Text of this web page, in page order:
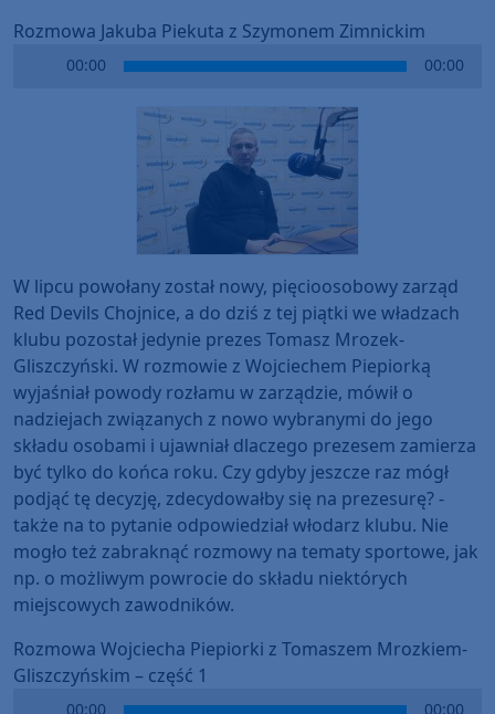
Rozmowa Jakuba Piekuta z Szymonem Zimnickim
00:00 00:00
W lipcu powołany został nowy, pięcioosobowy zarząd
Red Devils Chojnice, a do dziś z tej piątki we władzach
klubu pozostał jedynie prezes Tomasz Mrozek-
Gliszczyński. W rozmowie z Wojciechem Piepiorką
wyjaśniał powody rozłamu w zarządzie, mówił o
nadziejach związanych z nowo wybranymi do jego
składu osobami i ujawniał dlaczego prezesem zamierza
być tylko do końca roku. Czy gdyby jeszcze raz mógł
podjąć tę decyzję, zdecydowałby się na prezesurę? -
także na to pytanie odpowiedział włodarz klubu. Nie
mogło też zabraknąć rozmowy na tematy sportowe, jak
np. o możliwym powrocie do składu niektórych
miejscowych zawodników.
Rozmowa Wojciecha Piepiorki z Tomaszem Mrozkiem-
Gliszczyńskim – część 1
00:00 00:00